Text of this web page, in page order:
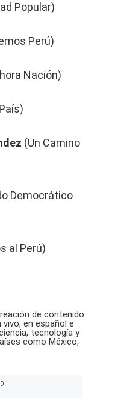
Popular)
Perú)
Nación)
(Un Camino
Democrático
al Perú)
de contenido
en español e
tecnología y
como México,